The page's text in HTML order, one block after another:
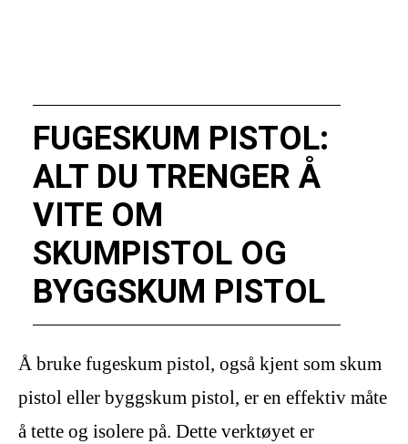
FUGESKUM PISTOL:
ALT DU TRENGER Å
VITE OM
SKUMPISTOL OG
BYGGSKUM PISTOL
Å bruke fugeskum pistol, også kjent som skum
pistol eller byggskum pistol, er en effektiv måte
å tette og isolere på. Dette verktøyet er